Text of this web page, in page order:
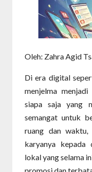
Oleh: Zahra Agid
Di era digital
menjelma
siapa saja yang
semangat untuk
ruang dan waktu,
karyanya kepada
lokal yang selama